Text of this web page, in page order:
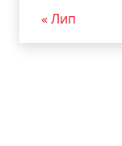
« Лип